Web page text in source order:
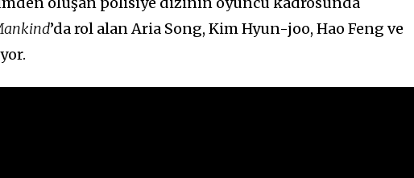
’da rol alan Aria Song, Kim Hyun-joo, Hao Feng ve